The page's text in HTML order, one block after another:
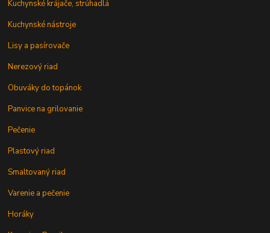
Kuchynské krájače, strúhadlá
Kuchynské nástroje
Lisy a pasírovače
Nerezový riad
Obuváky do topánok
Panvice na grilovanie
Pečenie
Plastový riad
Smaltovaný riad
Varenie a pečenie
Horáky